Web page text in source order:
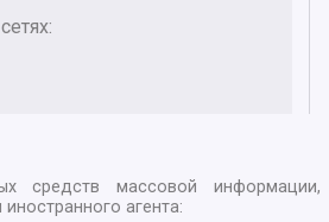
средств массовой информации,
агента: